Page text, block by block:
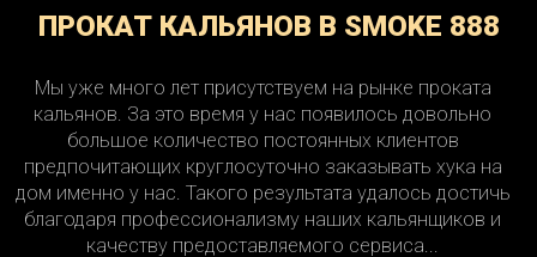
ПРОКАТ КАЛЬЯНОВ В SMOKE 888
Мы уже много лет присутствуем на рынке проката
кальянов. За это время у нас появилось довольно
большое количество постоянных клиентов
предпочитающих круглосуточно заказывать хука на
дом именно у нас. Такого результата удалось достичь
благодаря профессионализму наших кальянщиков и
качеству предоставляемого сервиса...